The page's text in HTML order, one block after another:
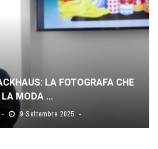
LA FOTOGRAFA CHE
MODA ...
9 Settembre 2025